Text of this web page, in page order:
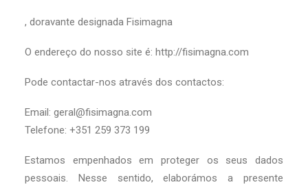
, doravante designada Fisimagna
O endereço do nosso site é: http://fisimagna.com
Pode contactar-nos através dos contactos:
Email: geral@fisimagna.com
Telefone: +351 259 373 199
Estamos empenhados em proteger os seus dados
pessoais. Nesse sentido, elaborámos a presente